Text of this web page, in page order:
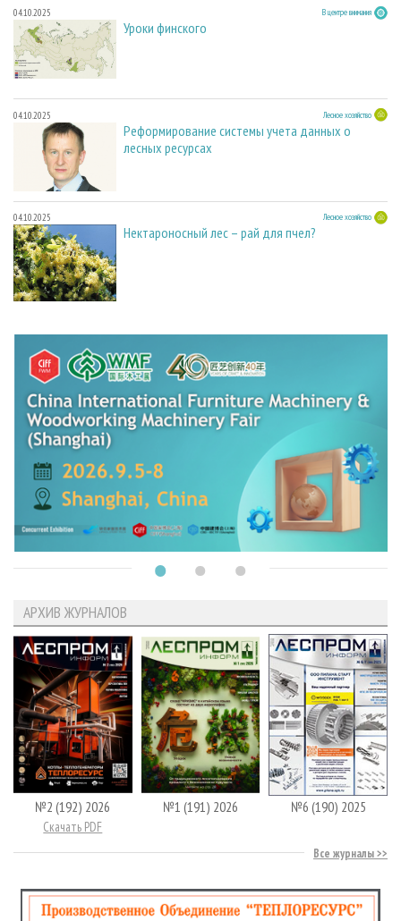
04.10.2025 В центре внимания
Уроки финского
04.10.2025 Лесное хозяйство
Реформирование системы учета данных о
лесных ресурсах
04.10.2025 Лесное хозяйство
Нектароносный лес – рай для пчел?
АРХИВ ЖУРНАЛОВ
№2 (192) 2026
Скачать PDF
№1 (191) 2026 №6 (190) 2025
Все журналы